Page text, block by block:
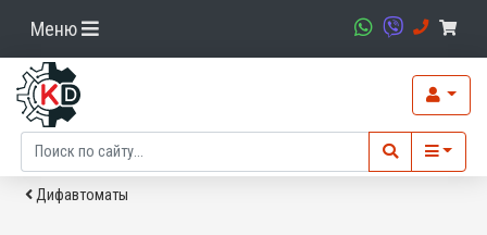
Меню
Дифавтоматы